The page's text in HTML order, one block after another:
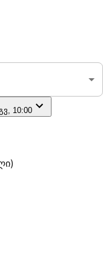
10:00
)